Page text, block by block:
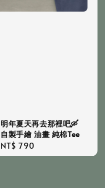
明年夏天再去那裡吧🛶
自製手繪 油畫 純棉Tee
Regular
price
NT$ 790